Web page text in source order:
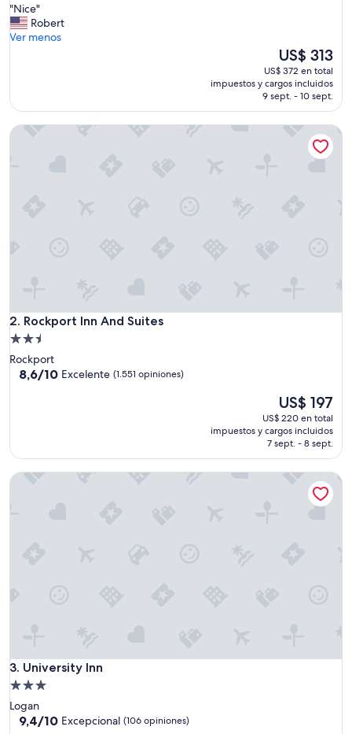
10,
Excepcional,
(1.020
"
N
i
"Nice"
Robert
Ver menos
El
precio
actual
es
de
US$ 313
US$ 313
US$ 372 en total
impuestos y cargos incluidos
9 sept. - 10 sept.
2. Rockport Inn And Suites
Rockport Inn And Suites
Propiedad
de
2.5
Rockport
8.6
8,6/10 Excelente (1.551 opiniones)
El
precio
actual
es
de
US$ 197
US$ 197
US$ 220 en total
impuestos y cargos incluidos
7 sept. - 8 sept.
Rockport Inn And Suites
3. University Inn
University Inn
Propiedad
de
3.0
Logan
9.4
9,4/10 Excepcional (106 opiniones)
University Inn